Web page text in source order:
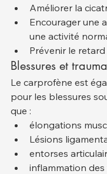
Améliorer la
Encourager une
une activité
Prévenir le
Blessures et
Le carprofène est
pour les blessures
que :
élongations
Lésions
entorses
inflammation des